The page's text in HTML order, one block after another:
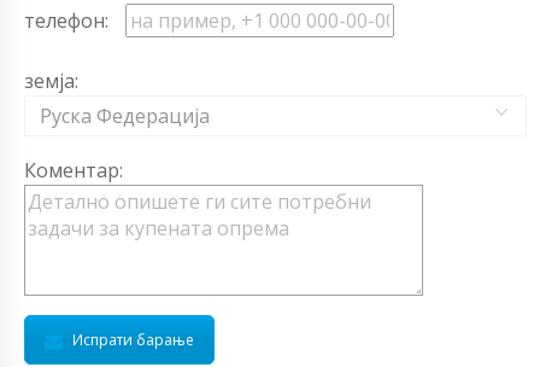
телефон:
земја:
Руска Федерација
Коментар:
Испрати барање